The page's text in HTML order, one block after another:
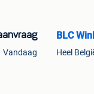
Vandaag
BLC
Heel